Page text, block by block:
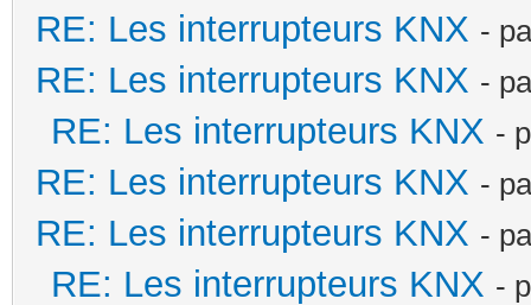
RE: Les interrupteurs KNX -
RE: Les interrupteurs KNX -
RE: Les interrupteurs KNX -
RE: Les interrupteurs KNX -
RE: Les interrupteurs KNX -
RE: Les interrupteurs KNX -